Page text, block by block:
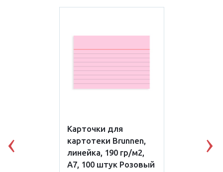
Карточки для
картотеки Brunnen,
линейка, 190 гр/м2,
А7, 100 штук Розовый